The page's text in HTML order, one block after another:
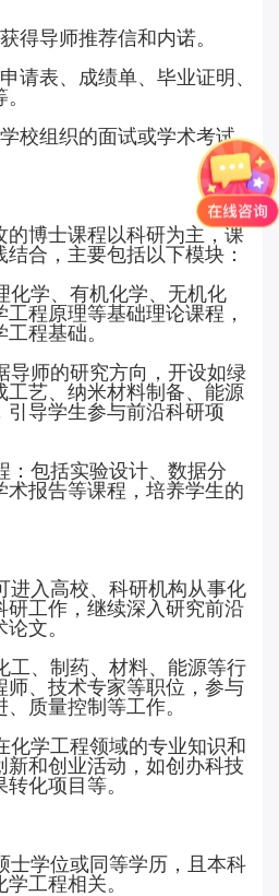
得导师推荐信和内诺。
请表、成绩单、毕业证明、
。
校组织的面试或学术考试
博士课程以科研为主，课
合，主要包括以下模块：
化学、有机化学、无机化
程原理等基础理论课程，
程基础。
导师的研究方向，开设如绿
艺、纳米材料制备、能源
导学生参与前沿科研项
：包括实验设计、数据分
报告等课程，培养学生的
进入高校、科研机构从事化
工作，继续深入研究前沿
文。
工、制药、材料、能源等行
、技术专家等职位，参与
质量控制等工作。
化学工程领域的专业知识和
和创业活动，如创办科技
转化项目等。
士学位或同等学历，且本科
工程相关。